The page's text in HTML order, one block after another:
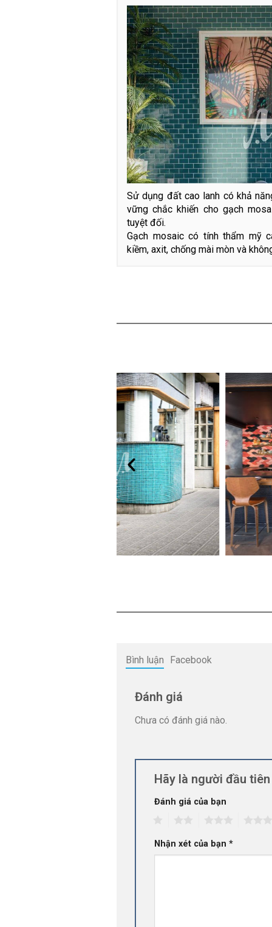
Sử dụng đất cao lanh có khả
vững chắc khiến cho gạch
tuyệt đối.
Gạch mosaic có tính thẩm mỹ
kiềm, axit, chống mài mòn và
Bình luận Facebook
Đánh giá
Chưa có đánh giá nào.
Hãy là người đầu
Đánh giá của bạn
Nhận xét của bạn *